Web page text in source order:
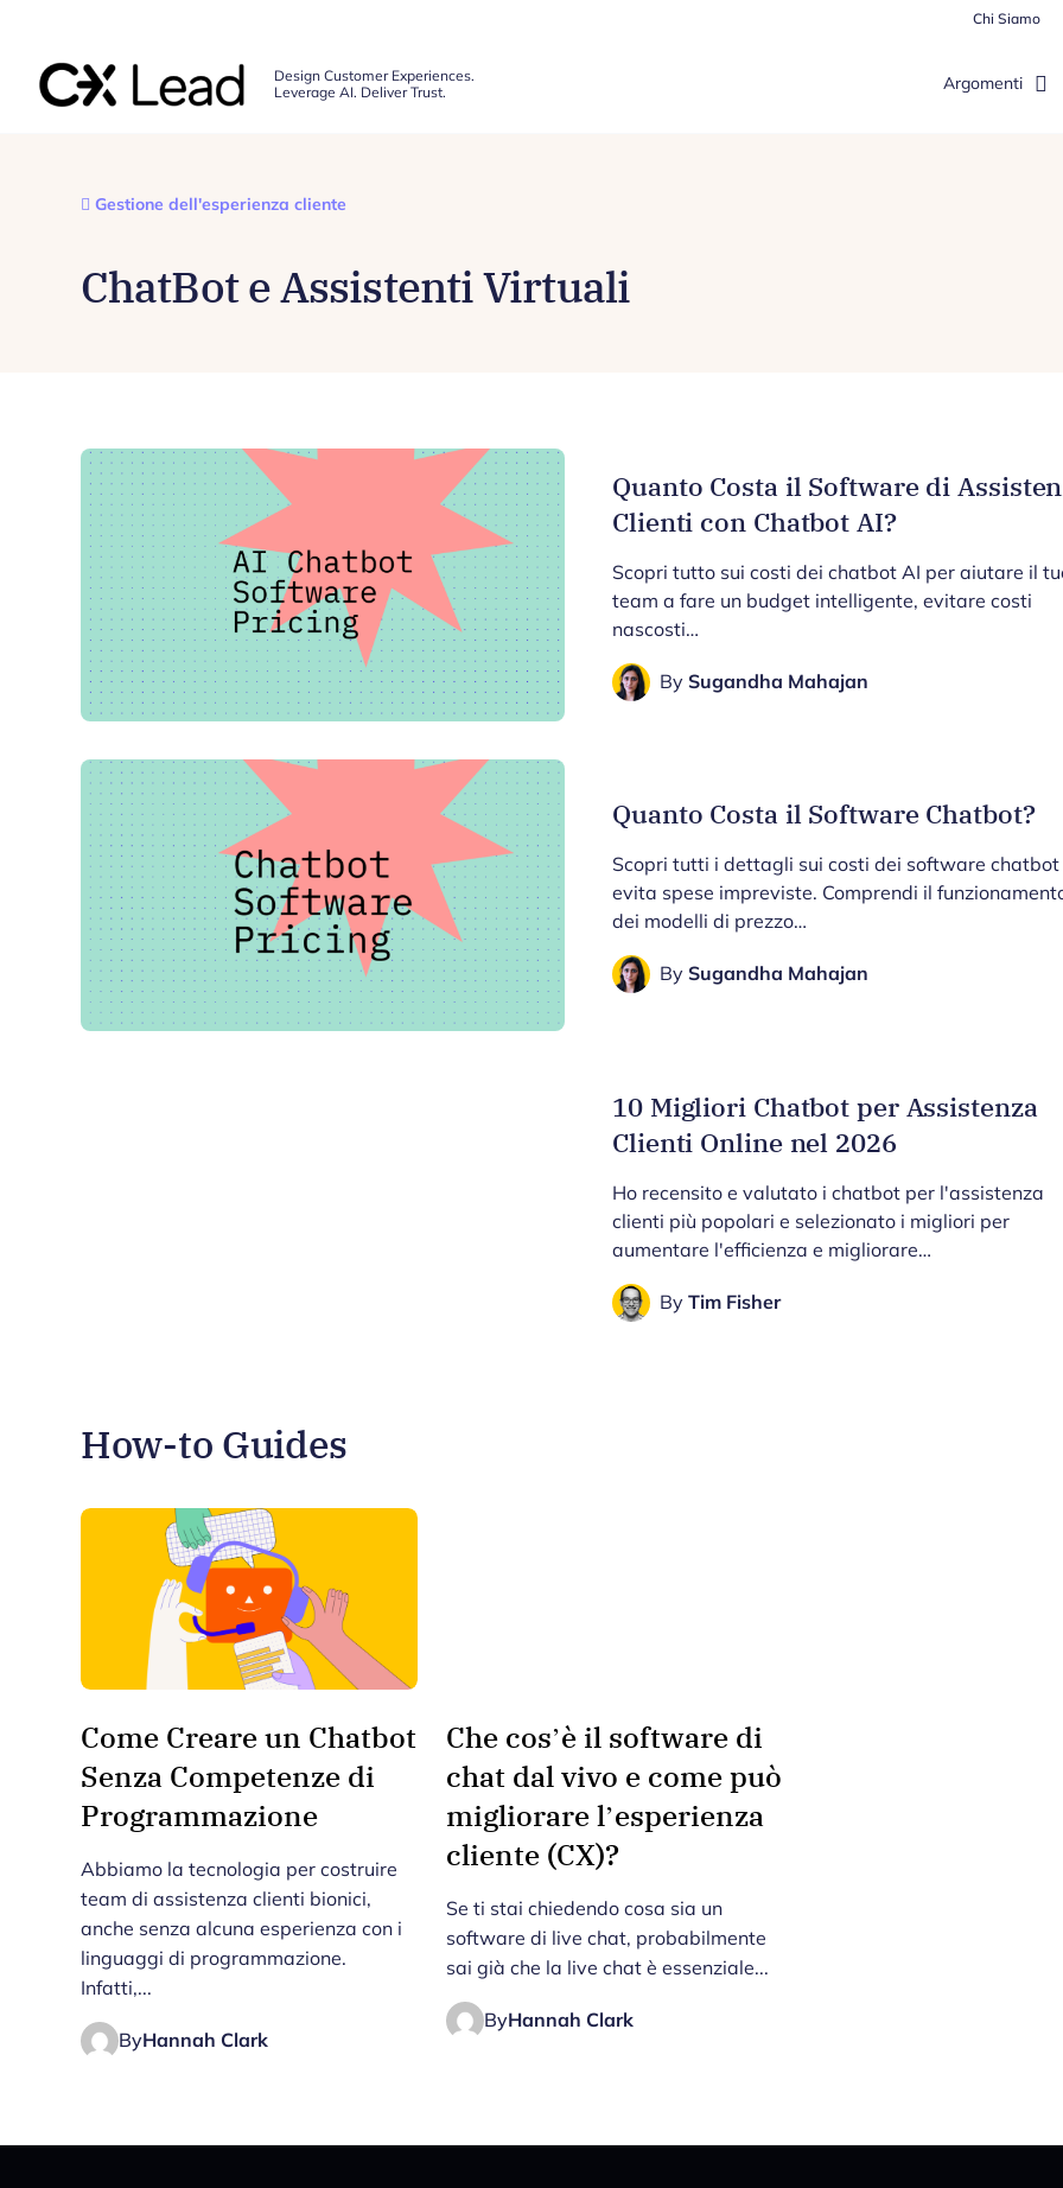
Chi Siamo
Design Customer Experiences.
Leverage AI. Deliver Trust.
Argomenti
Gestione dell'esperienza cliente
ChatBot e Assistenti Virtuali
Quanto Costa il Software di
Clienti con Chatbot AI?
Scopri tutto sui costi dei chatbot AI per aiutare il
team a fare un budget intelligente, evitare costi
nascosti…
By Sugandha Mahajan
Quanto Costa il Software Chatbot?
Scopri tutti i dettagli sui costi dei software chatbot
evita spese impreviste. Comprendi il
dei modelli di prezzo…
By Sugandha Mahajan
10 Migliori Chatbot per Assistenza
Clienti Online nel 2026
Ho recensito e valutato i chatbot per l'assistenza
clienti più popolari e selezionato i migliori per
aumentare l'efficienza e migliorare…
By Tim Fisher
How-to Guides
Come Creare un Chatbot
Senza Competenze di
Programmazione
Abbiamo la tecnologia per costruire
team di assistenza clienti bionici,
anche senza alcuna esperienza con i
linguaggi di programmazione.
Infatti,...
ByHannah Clark
Che cos’è il software di
chat dal vivo e come può
migliorare l’esperienza
cliente (CX)?
Se ti stai chiedendo cosa sia un
software di live chat, probabilmente
sai già che la live chat è essenziale...
ByHannah Clark